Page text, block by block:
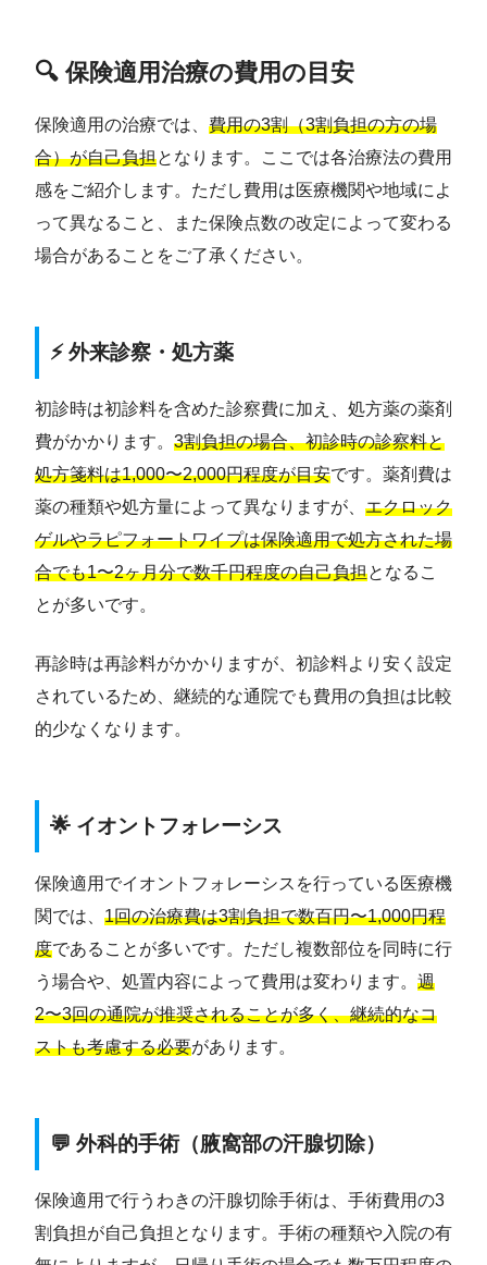
🔍 保険適用治療の費用の目安
保険適用の治療では、 費用の3割（3割負担の方の場
合）が自己負担となります。ここでは各治療法の費用
感をご紹介します。ただし費用は医療機関や地域によ
って異なること、また保険点数の改定によって変わる
場合があることをご了承ください。
⚡ 外来診察・処方薬
初診時は初診料を含めた診察費に加え、処方薬の薬剤
費がかかります。 3割負担の場合、初診時の診察料と
処方箋料は1,000〜2,000円程度が目安です。薬剤費は
薬の種類や処方量によって異なりますが、 エクロック
ゲルやラピフォートワイプは保険適用で処方された場
合でも1〜2ヶ月分で数千円程度の自己負担となるこ
とが多いです。
再診時は再診料がかかりますが、初診料より安く設定
されているため、継続的な通院でも費用の負担は比較
的少なくなります。
🌟 イオントフォレーシス
保険適用でイオントフォレーシスを行っている医療機
関では、 1回の治療費は3割負担で数百円〜1,000円程
度であることが多いです。ただし複数部位を同時に行
う場合や、処置内容によって費用は変わります。 週
2〜3回の通院が推奨されることが多く、継続的なコ
ストも考慮する必要があります。
💬 外科的手術（腋窩部の汗腺切除）
保険適用で行うわきの汗腺切除手術は、手術費用の3
割負担が自己負担となります。手術の種類や入院の有